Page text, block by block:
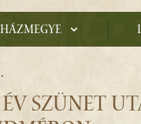
SZÜNET